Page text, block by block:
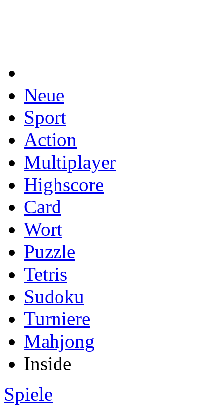
Neue
Sport
Action
Multiplayer
Highscore
Card
Wort
Puzzle
Tetris
Sudoku
Turniere
Mahjong
Inside
Spiele